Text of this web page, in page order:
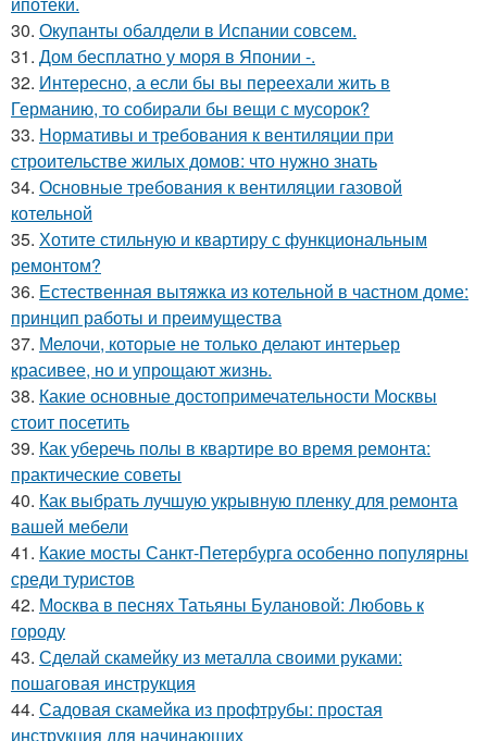
30. Окупанты обалдели в Испании совсем.
31. Дом бесплатно у моря в Японии -.
32. Интересно, а если бы вы переехали жить в
Германию, то собирали бы вещи с мусорок?
33. Нормативы и требования к вентиляции при
строительстве жилых домов: что нужно знать
34. Основные требования к вентиляции газовой
котельной
35. Хотите стильную и квартиру с функциональным
ремонтом?
36. Естественная вытяжка из котельной в частном доме:
принцип работы и преимущества
37. Мелочи, которые не только делают интерьер
красивее, но и упрощают жизнь.
38. Какие основные достопримечательности Москвы
стоит посетить
39. Как уберечь полы в квартире во время ремонта:
практические советы
40. Как выбрать лучшую укрывную пленку для ремонта
вашей мебели
41. Какие мосты Санкт-Петербурга особенно популярны
среди туристов
42. Москва в песнях Татьяны Булановой: Любовь к
городу
43. Сделай скамейку из металла своими руками:
пошаговая инструкция
44. Садовая скамейка из профтрубы: простая
инструкция для начинающих